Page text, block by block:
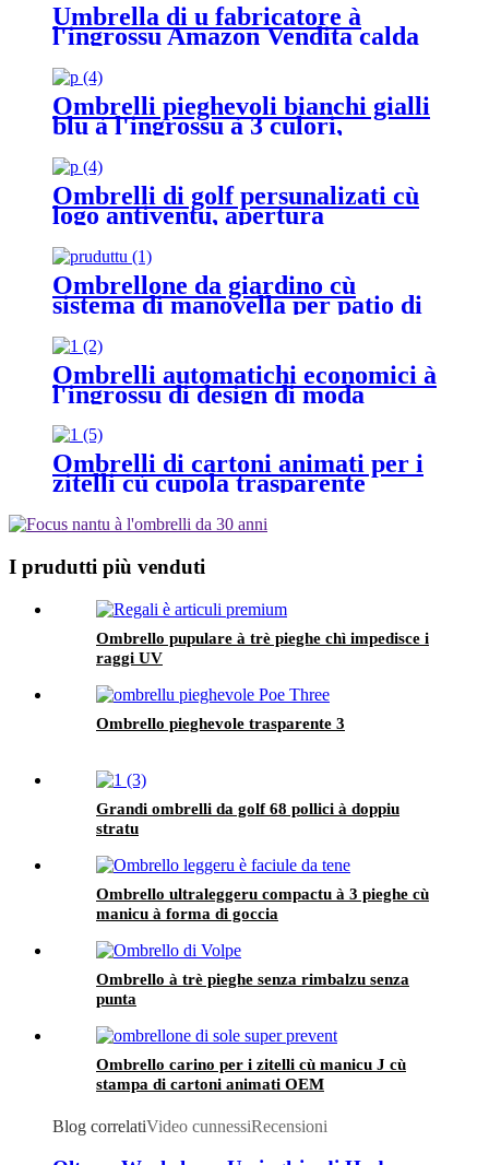
Umbrella di u fabricatore à
l'ingrossu Amazon Vendita calda
3 Trè ombrelli pieghevoli Doppiu
baldacchinu antivento Ombrello
persunalizatu automaticu
Ombrelli pieghevoli bianchi gialli
blu à l'ingrossu à 3 culori,
ombrelli pieghevoli portatili à 3
culori, manuale cù logu
Ombrelli di golf persunalizati cù
logo antiventu, apertura
automatica, u megliu ombrello di
golf per u ventu
Ombrellone da giardino cù
sistema di manovella per patio di
9 piedi, stampa di logo
persunalizatu, parasole per
esterni, ombrelloni da patio per
esterni
Ombrelli automatichi economici à
l'ingrossu di design di moda
persunalizatu per Mini
Ombrelli di cartoni animati per i
zitelli cù cupola trasparente
persunalizata
I prudutti più venduti
Ombrello pupulare à trè pieghe chì impedisce i
raggi UV
Ombrello pieghevole trasparente 3
Grandi ombrelli da golf 68 pollici à doppiu
stratu
Ombrello ultraleggeru compactu à 3 pieghe cù
manicu à forma di goccia
Ombrello à trè pieghe senza rimbalzu senza
punta
Ombrello carino per i zitelli cù manicu J cù
stampa di cartoni animati OEM
Blog correlatiVideo cunnessiRecensioni